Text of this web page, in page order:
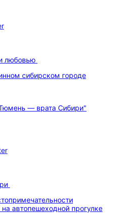
любовью
сибирском городе
автопешеходной прогулке